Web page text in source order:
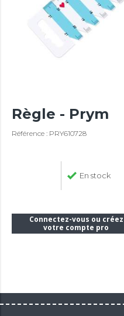
Règle - Prym
Référence : PRY610728
En stock
Connectez-vous ou créez
votre compte pro